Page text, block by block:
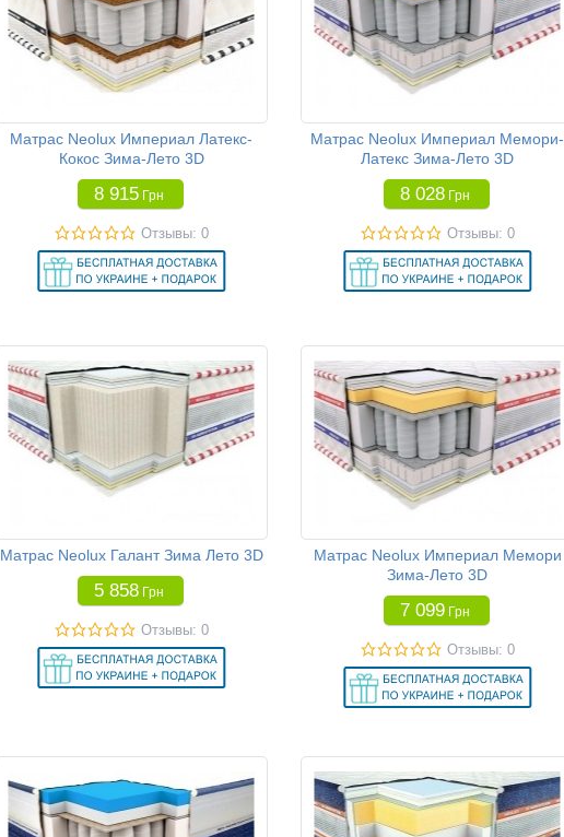
Матрас Neolux Империал Латекс-
Кокос Зима-Лето 3D
8 915 Грн
Отзывы: 0
Матрас Neolux Империал Мемори-
Латекс Зима-Лето 3D
8 028 Грн
Отзывы: 0
Матрас Neolux Галант Зима Лето 3D
5 858 Грн
Отзывы: 0
Матрас Neolux Империал Мемори
Зима-Лето 3D
7 099 Грн
Отзывы: 0